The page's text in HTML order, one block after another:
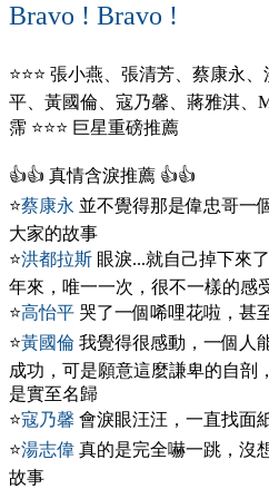
Bravo ! Bravo !
⭐⭐⭐ 張小燕、張清芳、蔡康永
平、黃國倫、寇乃馨、蔣雅淇、
霈 ⭐⭐⭐ 巨星重磅推薦
👍👍 真情含淚推薦 👍👍
⭐蔡康永 並不覺得那是偉忠哥一
大家的故事
⭐洪都拉斯 眼淚...就自己掉下來
年來，唯一一次，很不一樣的感
⭐高怡平 哭了一個唏哩花啦，甚
⭐黃國倫 我覺得很感動，一個人
成功，可是願意這麼謙卑的自剖
是實至名歸
⭐寇乃馨 會淚眼汪汪，一直找面
⭐湯志偉 真的是完全嚇一跳，沒
故事